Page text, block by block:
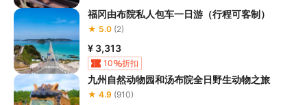
福冈由布院私人包车一日游（行程可客制）
★ 5.0 (2)
¥ 3,313
10 折扣
九州自然动物园和汤布院全日野生动物之旅
★ 4.9 (910)